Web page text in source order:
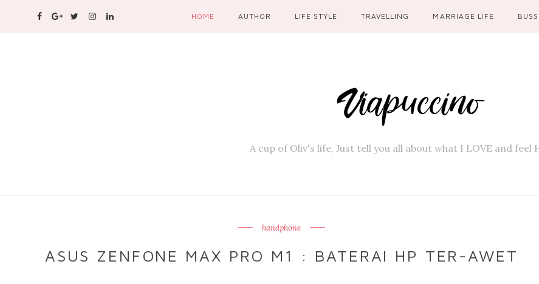
HOME AUTHOR LIFE STYLE TRAVELLING MARRIAGE LIFE
A cup of Oliv's life, Just tell you all about what I LOVE and feel
handphone
ASUS ZENFONE MAX PRO M1 : BATERAI HP TER-AWET